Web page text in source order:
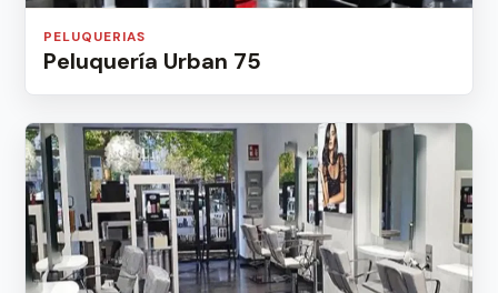
PELUQUERIAS
Peluquería Urban 75